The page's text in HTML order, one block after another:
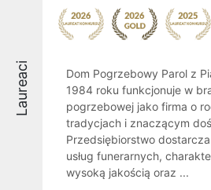
Laureaci
Dom Pogrzebowy Parol z
1984 roku funkcjonuje w
pogrzebowej jako firma o
tradycjach i znaczącym
Przedsiębiorstwo
usług funerarnych,
wysoką jakością oraz ...